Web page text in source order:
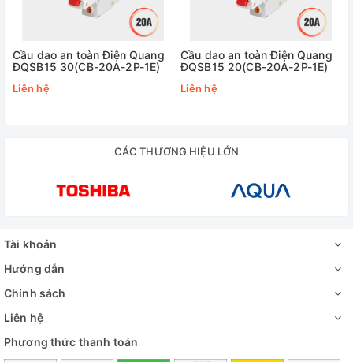
Cầu dao an toàn Điện Quang
ĐQSB15 30(CB-20A-2P-1E)
Liên hệ
Cầu dao an toàn Điện Quang
ĐQSB15 20(CB-20A-2P-1E)
Liên hệ
CÁC THƯƠNG HIỆU LỚN
Tài khoản
Hướng dẫn
Chính sách
Liên hệ
Phương thức thanh toán